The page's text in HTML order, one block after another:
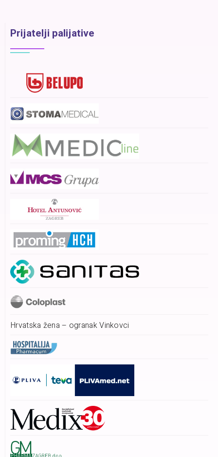
Prijatelji palijative
Hrvatska žena – ogranak Vinkovci